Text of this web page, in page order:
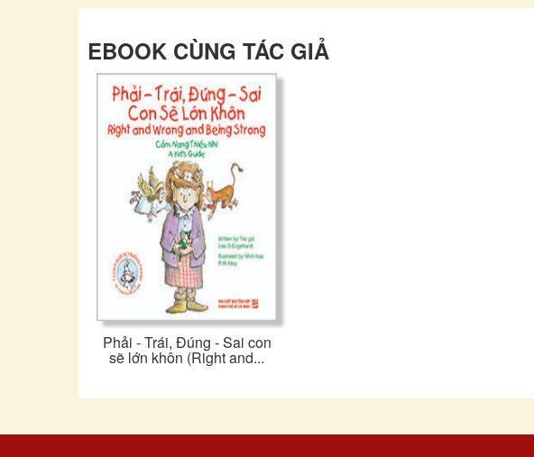
EBOOK CÙNG TÁC GIẢ
Phải - Trái, Đúng - Sai con
sẽ lớn khôn (Right and...